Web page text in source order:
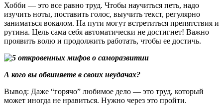
Хобби — это все равно труд. Чтобы научиться петь, надо
изучить ноты, поставить голос, выучить текст, регулярно
заниматься вокалом. На пути могут встретиться препятствия и
рутина. Цель сама себя автоматически не достигнет! Важно
проявить волю и продолжить работать, чтобы ее достичь.
А кого вы обвиняете в своих неудачах?
Вывод: Даже “горячо” любимое дело — это труд, который
может иногда не нравиться. Нужно через это пройти.